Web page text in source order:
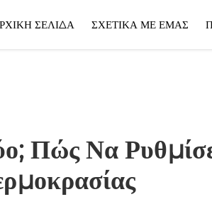
ΣΕΛΊΔΑ ΣΧΕΤΙΚΆ ΜΕ ΕΜΆΣ
Πώς Να